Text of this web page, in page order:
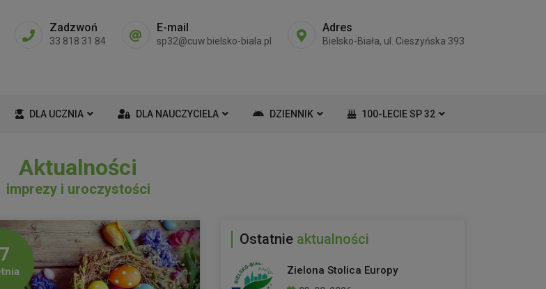
Zadzwoń
33 818 31 84
E-mail
sp32@cuw.bielsko-biala.pl
Adres
Bielsko-Biała, ul. Cieszyńska 393
DLA UCZNIA DLA NAUCZYCIELA DZIENNIK 100-LECIE SP 32
Aktualności
imprezy i uroczystości
Ostatnie aktualności
Zielona Stolica Europy